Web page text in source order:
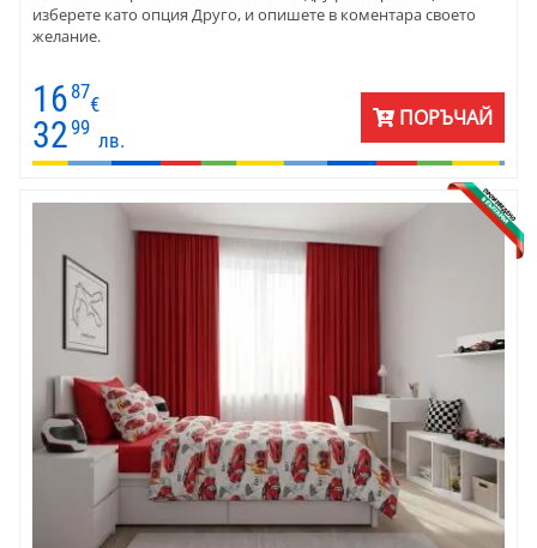
изберете като опция Друго, и опишете в коментара своето
желание.
16 87
€
3299
лв.
ПОРЪЧАЙ